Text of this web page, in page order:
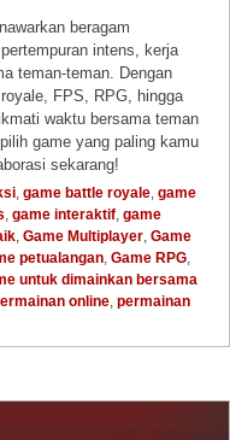
beragam
intens, kerja
teman-teman. Dengan
FPS, RPG, hingga
waktu bersama teman
game yang paling kamu
sekarang!
, game battle royale, game
, game interaktif, game
, Game Multiplayer, Game
petualangan, Game RPG,
untuk dimainkan bersama
online, permainan